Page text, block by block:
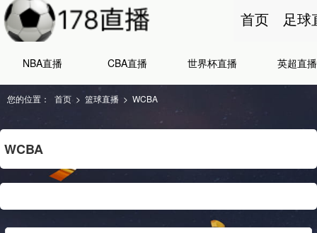
首页 足球
NBA直播 CBA直播 世界杯直播 英超直播
您的位置： 首页 > 篮球直播 > WCBA
WCBA